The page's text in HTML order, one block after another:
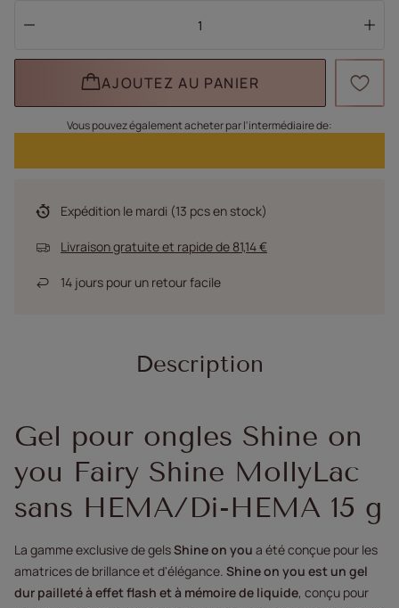
AJOUTEZ AU PANIER
Vous pouvez également acheter par l'intermédiaire de:
Expédition le mardi (13 pcs en stock)
Livraison gratuite et rapidede 81,14 €
14 jours pour un retour facile
Description
Gel pour ongles Shine on
you Fairy Shine MollyLac
sans HEMA/Di-HEMA 15 g
La gamme exclusive de gelsShine on you a été conçue pour les
amatrices de brillance et d'élégance. Shine on you est un gel
dur pailleté à effet flash et à mémoire de liquide, conçu pour